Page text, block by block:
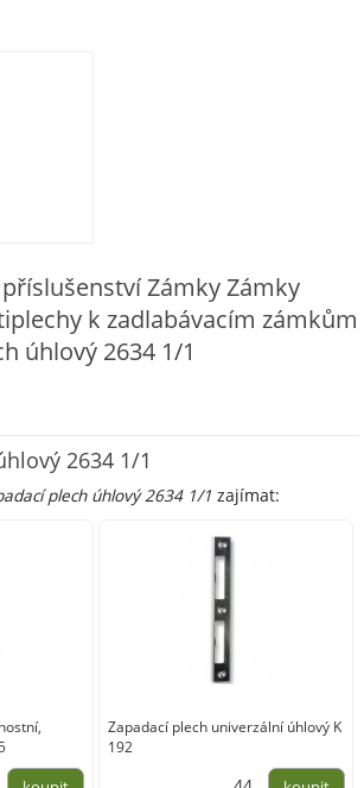
Zámky Zámky
k zadlabávacím zámkům
úhlový 2634 1/1
2634 1/1
plech úhlový 2634 1/1 zajímat:
Zapadací plech univerzální úhlový K
192